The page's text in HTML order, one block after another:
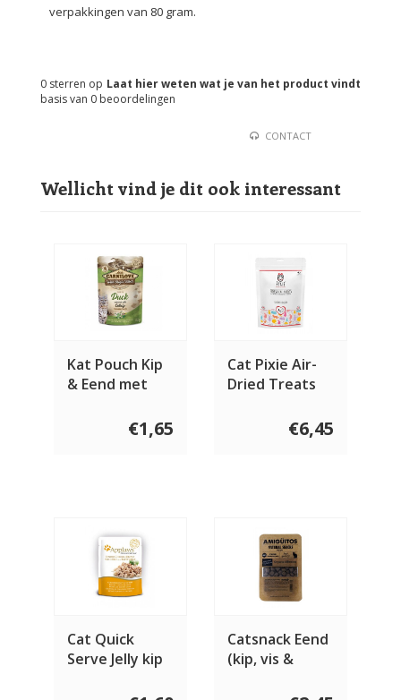
verpakkingen van 80 gram.
Laat hier weten wat je van het product vindt
0 sterren op
basis van 0 beoordelingen
CONTACT
Wellicht vind je dit ook interessant
Kat Pouch Kip
& Eend met
€1,65
Cat Pixie Air-
Dried Treats
€6,45
Cat Quick
Serve Jelly kip
Catsnack Eend
(kip, vis &